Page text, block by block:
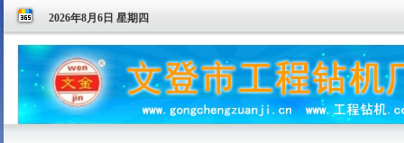
2026年8月6日 星期四